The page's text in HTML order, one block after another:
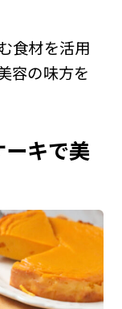
食材を活用
容の味方を
ーキで美